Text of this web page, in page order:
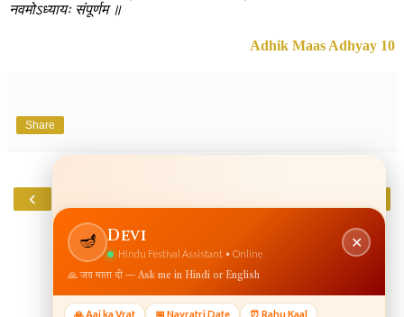
नवमोऽध्यायः संपूर्णम ॥
Adhik Maas Adhyay 10
Share
‹